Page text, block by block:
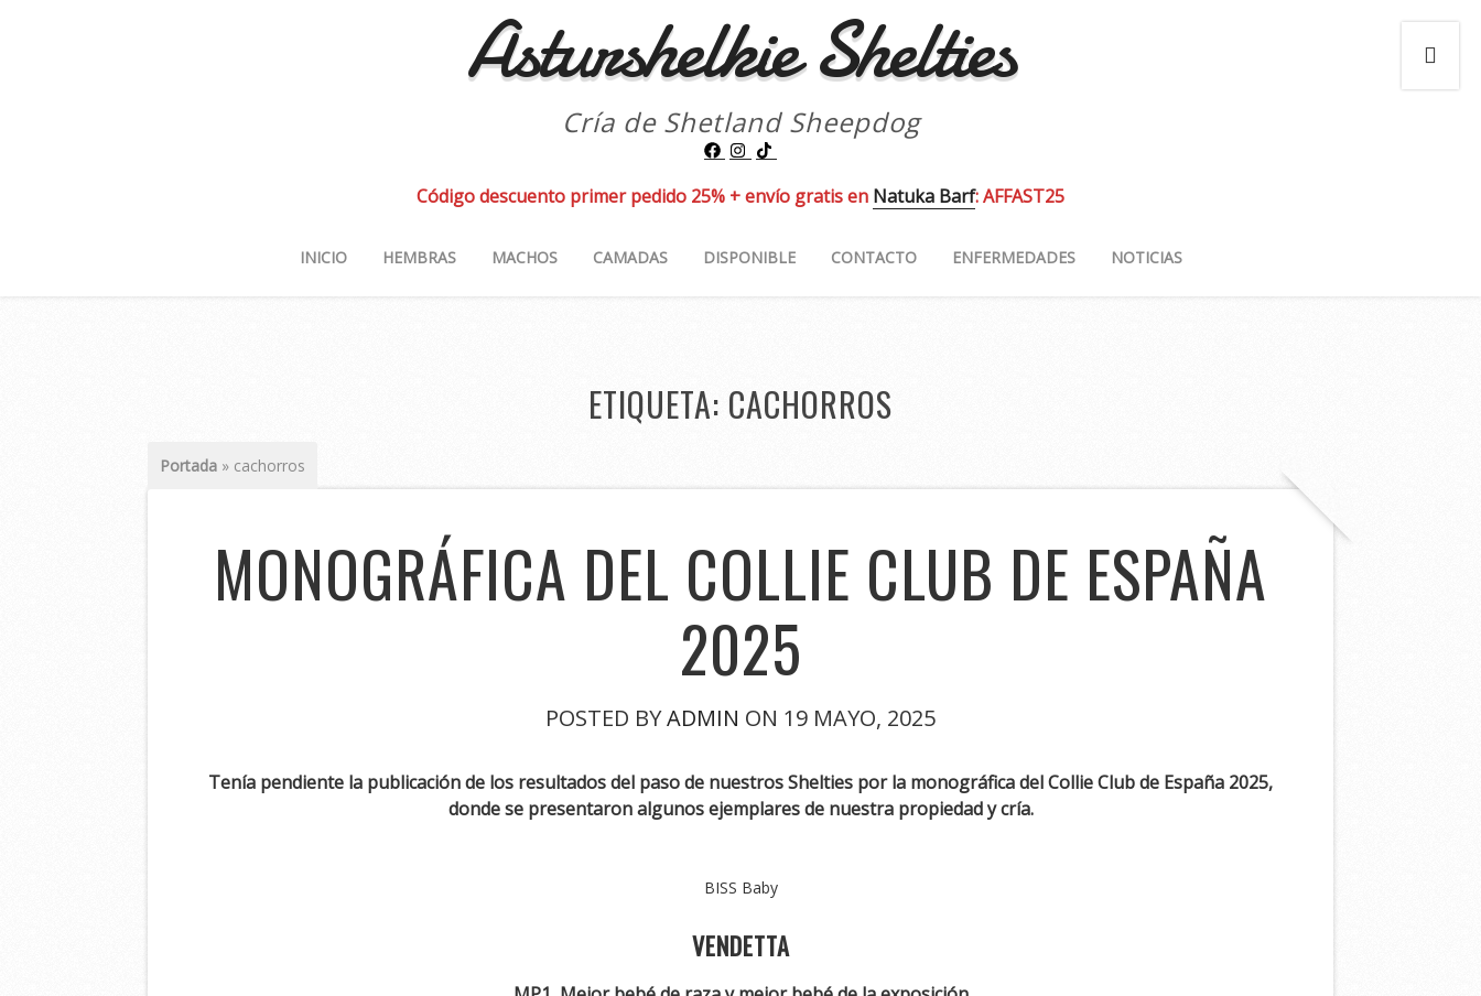
Asturshelkie Shelties
Cría de Shetland Sheepdog
Código descuento primer pedido 25% + envío gratis en Natuka Barf: AFFAST25
INICIO HEMBRAS MACHOS CAMADAS DISPONIBLE CONTACTO ENFERMEDADES NOTICIAS
ETIQUETA: CACHORROS
Portada » cachorros
MONOGRÁFICA DEL COLLIE CLUB DE ESPAÑA
2025
POSTED BYADMIN ON 19 MAYO, 2025
Tenía pendiente la publicación de los resultados del paso de nuestros Shelties por la monográfica del Collie Club de España 2025,
donde se presentaron algunos ejemplares de nuestra propiedad y cría.
BISS Baby
VENDETTA